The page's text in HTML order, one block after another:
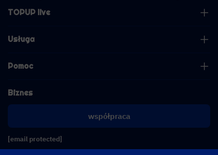
TOPUP live
Usługa
Pomoc
Biznes
współpraca
[email protected]